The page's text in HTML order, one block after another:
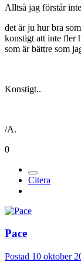
Alltså jag förstår
det är ju hur bra
konstigt att inte fler
som är bättre som
Konstigt..
/A.
0
Citera
Pace
Postad 10 oktober